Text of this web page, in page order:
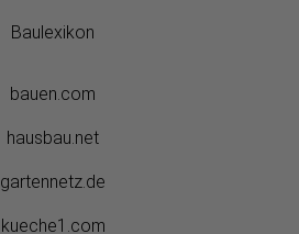
Baulexikon
bauen.com
hausbau.net
gartennetz.de
kueche1.com